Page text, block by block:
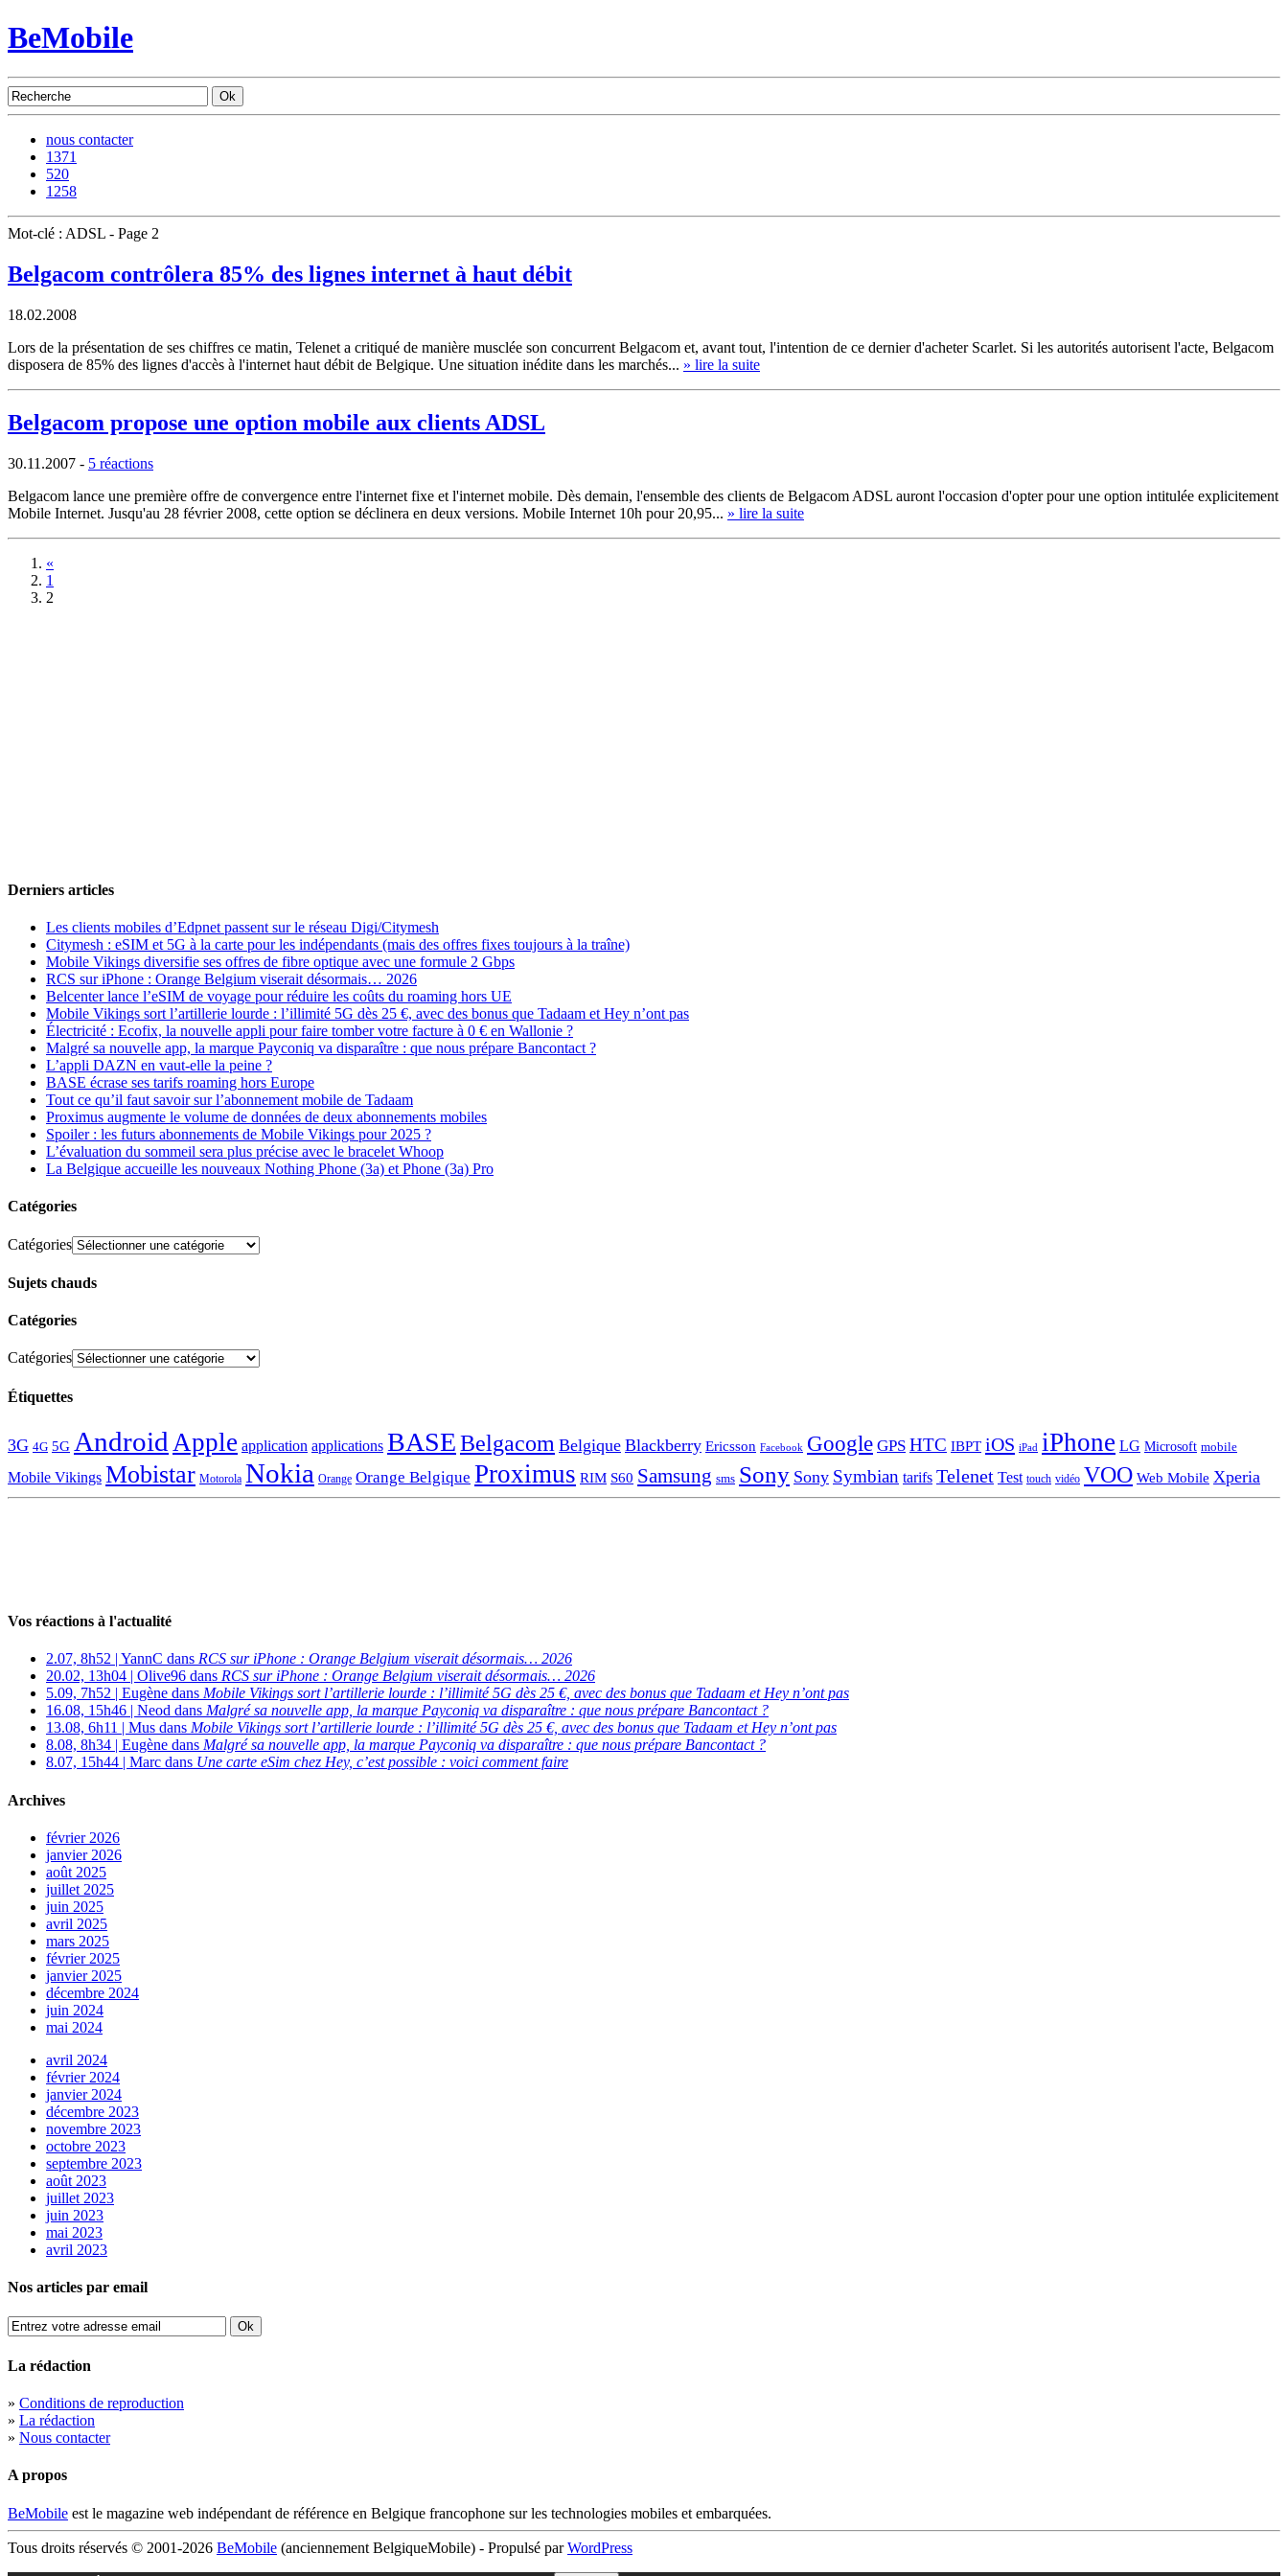
BeMobile
nous contacter
1371
520
1258
Mot-clé : ADSL - Page 2
Belgacom contrôlera 85% des lignes internet à haut débit
18.02.2008
Lors de la présentation de ses chiffres ce matin, Telenet a critiqué de manière musclée son concurrent Belgacom et, avant tout, l'intention de ce dernier d'acheter Scarlet. Si les autorités autorisent l'acte, Belgacom
disposera de 85% des lignes d'accès à l'internet haut débit de Belgique. Une situation inédite dans les marchés... » lire la suite
Belgacom propose une option mobile aux clients ADSL
30.11.2007 - 5 réactions
Belgacom lance une première offre de convergence entre l'internet fixe et l'internet mobile. Dès demain, l'ensemble des clients de Belgacom ADSL auront l'occasion d'opter pour une option intitulée explicitement
Mobile Internet. Jusqu'au 28 février 2008, cette option se déclinera en deux versions. Mobile Internet 10h pour 20,95... » lire la suite
«
1
2
Derniers articles
Les clients mobiles d’Edpnet passent sur le réseau Digi/Citymesh
Citymesh : eSIM et 5G à la carte pour les indépendants (mais des offres fixes toujours à la traîne)
Mobile Vikings diversifie ses offres de fibre optique avec une formule 2 Gbps
RCS sur iPhone : Orange Belgium viserait désormais… 2026
Belcenter lance l’eSIM de voyage pour réduire les coûts du roaming hors UE
Mobile Vikings sort l’artillerie lourde : l’illimité 5G dès 25 €, avec des bonus que Tadaam et Hey n’ont pas
Électricité : Ecofix, la nouvelle appli pour faire tomber votre facture à 0 € en Wallonie ?
Malgré sa nouvelle app, la marque Payconiq va disparaître : que nous prépare Bancontact ?
L’appli DAZN en vaut-elle la peine ?
BASE écrase ses tarifs roaming hors Europe
Tout ce qu’il faut savoir sur l’abonnement mobile de Tadaam
Proximus augmente le volume de données de deux abonnements mobiles
Spoiler : les futurs abonnements de Mobile Vikings pour 2025 ?
L’évaluation du sommeil sera plus précise avec le bracelet Whoop
La Belgique accueille les nouveaux Nothing Phone (3a) et Phone (3a) Pro
Catégories
Catégories
Sujets chauds
Catégories
Catégories
Étiquettes
3G 4G 5G Android Apple application applications BASEBelgacom Belgique Blackberry Ericsson Facebook Google GPS HTC IBPT iOS iPad iPhone LG Microsoft mobile
Mobile Vikings Mobistar Motorola Nokia Orange Orange Belgique Proximus RIM S60 Samsung sms Sony Sony Symbian tarifs Telenet Test touch vidéo VOO Web Mobile Xperia
Vos réactions à l'actualité
2.07, 8h52 | YannC dans RCS sur iPhone : Orange Belgium viserait désormais… 2026
20.02, 13h04 | Olive96 dans RCS sur iPhone : Orange Belgium viserait désormais… 2026
5.09, 7h52 | Eugène dans Mobile Vikings sort l’artillerie lourde : l’illimité 5G dès 25 €, avec des bonus que Tadaam et Hey n’ont pas
16.08, 15h46 | Neod dans Malgré sa nouvelle app, la marque Payconiq va disparaître : que nous prépare Bancontact ?
13.08, 6h11 | Mus dans Mobile Vikings sort l’artillerie lourde : l’illimité 5G dès 25 €, avec des bonus que Tadaam et Hey n’ont pas
8.08, 8h34 | Eugène dans Malgré sa nouvelle app, la marque Payconiq va disparaître : que nous prépare Bancontact ?
8.07, 15h44 | Marc dans Une carte eSim chez Hey, c’est possible : voici comment faire
Archives
février 2026
janvier 2026
août 2025
juillet 2025
juin 2025
avril 2025
mars 2025
février 2025
janvier 2025
décembre 2024
juin 2024
mai 2024
avril 2024
février 2024
janvier 2024
décembre 2023
novembre 2023
octobre 2023
septembre 2023
août 2023
juillet 2023
juin 2023
mai 2023
avril 2023
Nos articles par email
La rédaction
» Conditions de reproduction
» La rédaction
» Nous contacter
A propos
BeMobile est le magazine web indépendant de référence en Belgique francophone sur les technologies mobiles et embarquées.
Tous droits réservés © 2001-2026 BeMobile (anciennement BelgiqueMobile) - Propulsé parWordPress